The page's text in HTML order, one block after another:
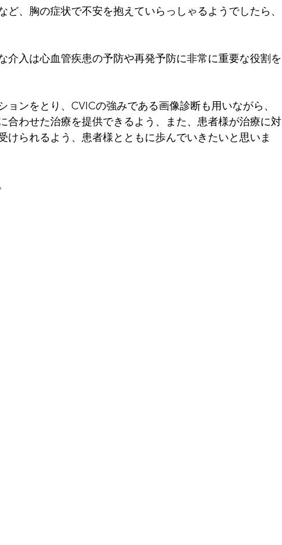
、胸の症状で不安を抱えていらっしゃるようでしたら、
介入は心血管疾患の予防や再発予防に非常に重要な役割を
ョンをとり、CVICの強みである画像診断も用いながら、
合わせた治療を提供できるよう、また、患者様が治療に対
けられるよう、患者様とともに歩んでいきたいと思いま